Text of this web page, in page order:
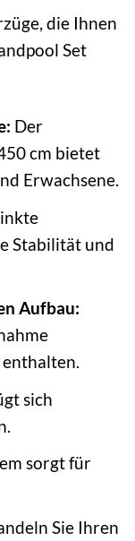
die Ihnen
Set
Der
cm bietet
Erwachsene.
Stabilität und
Aufbau:
sich
sorgt für
Sie Ihren